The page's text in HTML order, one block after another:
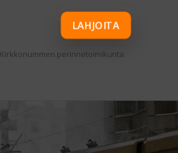
Kirkkonummen perinnetoimikunta
LAHJOITA